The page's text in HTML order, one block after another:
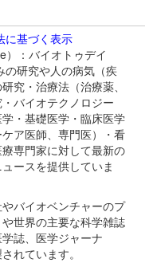
に基づく表示
）：バイオトゥデイ
の研究や人の病気（疾
究・治療法（治療薬、
バイオテクノロジー
・基礎医学・臨床医学
ア医師、専門医）・看
専門家に対して最新の
ースを提供していま
バイオベンチャーのプ
世界の主要な科学雑誌
誌、医学ジャーナ
れています。